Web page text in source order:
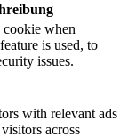
cookie when
is used, to
issues.
with relevant ads
across